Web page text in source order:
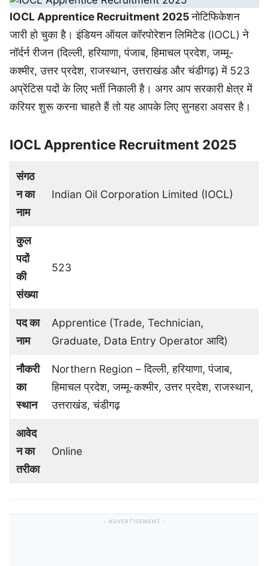
IOCL Apprentice Recruitment 2025नोटिफिकेशन
जारी हो चुका है। इंडियन ऑयल कॉरपोरेशन लिमिटेड (IOCL) ने
नॉर्दर्न रीजन (दिल्ली, हरियाणा, पंजाब, हिमाचल प्रदेश, जम्मू-
कश्मीर, उत्तर प्रदेश, राजस्थान, उत्तराखंड और चंडीगढ़) में 523
अप्रेंटिस पदों के लिए भर्ती निकाली है। अगर आप सरकारी क्षेत्र में
करियर शुरू करना चाहते हैं तो यह आपके लिए सुनहरा अवसर है।
IOCL Apprentice Recruitment 2025
संगठ
न का
नाम
Indian Oil Corporation Limited (IOCL)
कुल
पदों
की
संख्या
523
पद का
नाम
Apprentice (Trade, Technician,
Graduate, Data Entry Operator आदि)
नौकरी
का
स्थान
Northern Region – दिल्ली, हरियाणा, पंजाब,
हिमाचल प्रदेश, जम्मू-कश्मीर, उत्तर प्रदेश, राजस्थान,
उत्तराखंड, चंडीगढ़
आवेद
न का
तरीका
Online